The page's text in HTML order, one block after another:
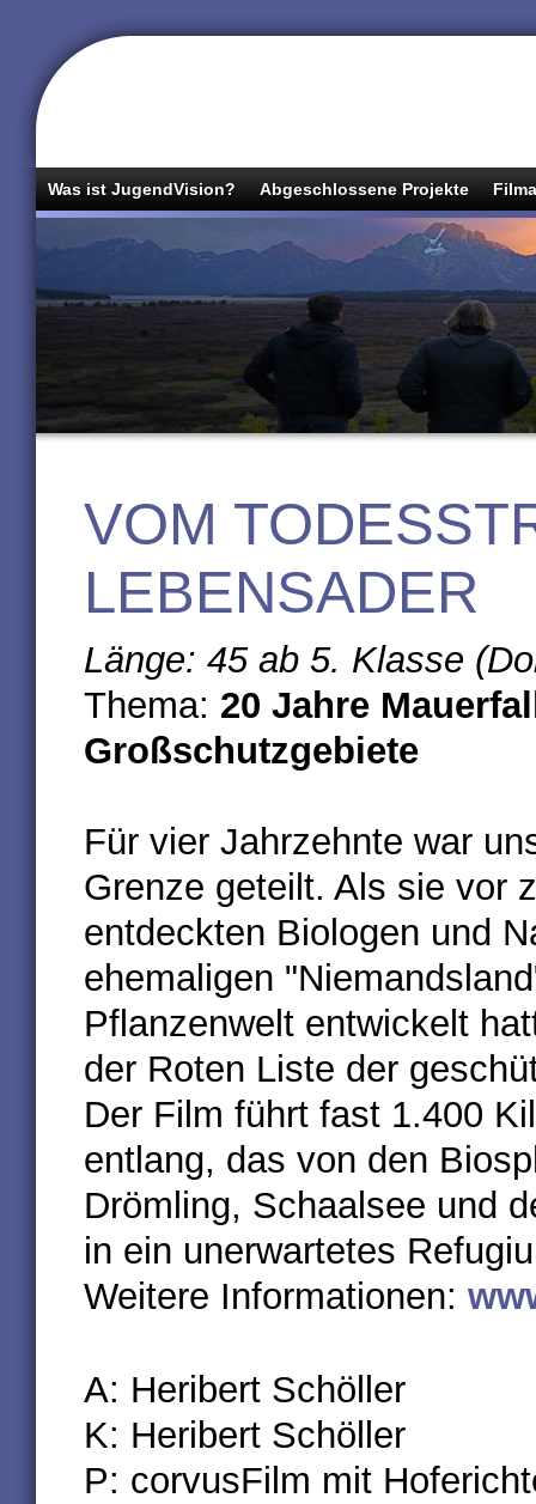
Was ist JugendVision? Abgeschlossene Projekte
VOM
LEBENSADER
Länge: 45 ab 5. Klasse
Thema: 20 Jahre
Großschutzgebiete
Für vier Jahrzehnte war
Grenze geteilt. Als sie vor
entdeckten Biologen und
ehemaligen
Pflanzenwelt entwickelt
der Roten Liste der
Der Film führt fast 1.400
entlang, das von den
Drömling, Schaalsee und
in ein unerwartetes
Weitere Informationen:
A: Heribert Schöller
K: Heribert Schöller
P: corvusFilm mit